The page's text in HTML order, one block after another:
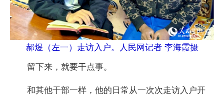
郝煜（左一）走访入户。人民网记者 李海霞摄
留下来，就要干点事。
和其他干部一样，他的日常从一次次走访入户开